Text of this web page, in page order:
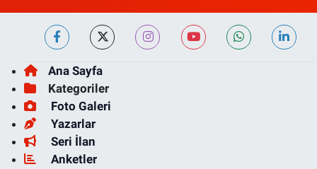
Ana Sayfa
Kategoriler
Foto Galeri
Yazarlar
Seri İlan
Anketler